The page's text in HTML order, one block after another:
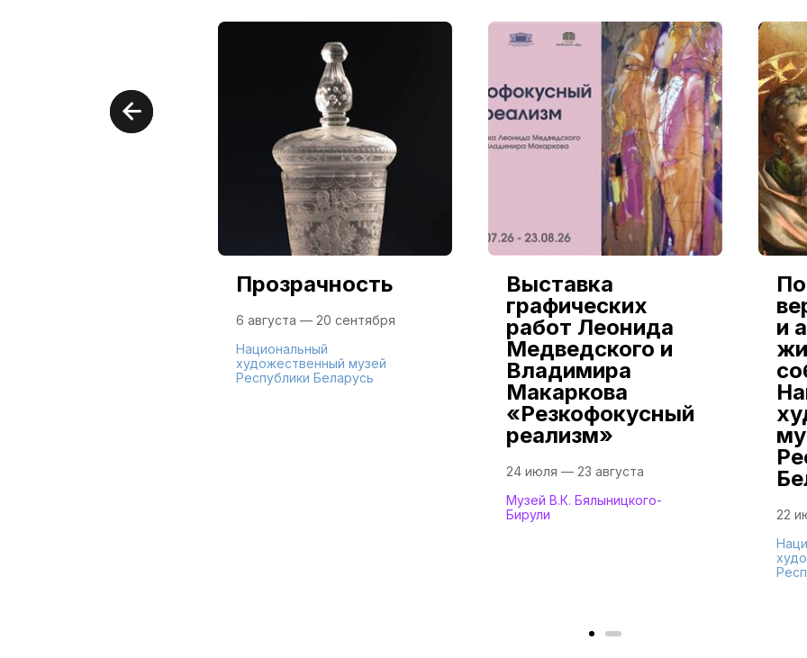
Прозрачность
6 августа — 20 сентября
Национальный
художественный музей
Республики Беларусь
Выставка
графических
работ Леонида
Медведского и
Владимира
Макаркова
«Резкофокусный
реализм»
24 июля — 23 августа
Музей В.К. Бялыницкого-
Бирули
и
22